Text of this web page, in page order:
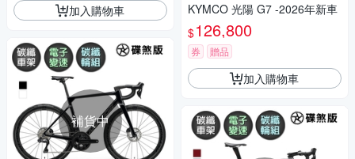
加入購物車
補貨中
KYMCO 光陽 G7 -2026年新車
$126,800
券 贈品
加入購物車